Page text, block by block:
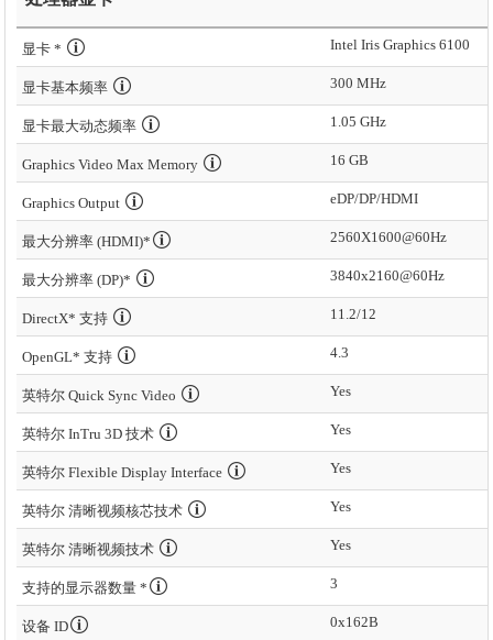
显卡 * Intel Iris Graphics 6100
显卡基本频率 300 MHz
显卡最大动态频率 1.05 GHz
Graphics Video Max Memory 16 GB
Graphics Output eDP/DP/HDMI
最大分辨率 (HDMI)* 2560X1600@60Hz
最大分辨率 (DP)* 3840x2160@60Hz
DirectX* 支持 11.2/12
OpenGL* 支持 4.3
英特尔 Quick Sync Video Yes
英特尔 InTru 3D 技术 Yes
英特尔 Flexible Display Interface Yes
英特尔 清晰视频核芯技术 Yes
英特尔 清晰视频技术 Yes
支持的显示器数量 * 3
设备 ID 0x162B